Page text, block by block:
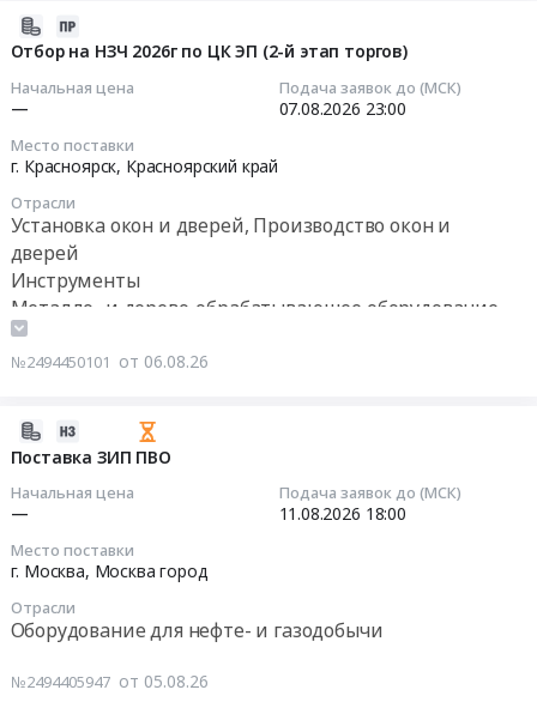
Отбор на НЗЧ 2026г по ЦК ЭП (2-й этап торгов)
Начальная цена
—
Подача заявок до (МСК)
07.08.2026 23:00
Место поставки
г. Красноярск, Красноярский край
Отрасли
Установка окон и дверей, Производство окон и
дверей
Инструменты
Металло- и дерево-обрабатывающее оборудование,
Станки, монтаж и обслуживание
Резинотехнические изделия
№2494450101 от 06.08.26
Поставка ЗИП ПВО
Начальная цена
—
Подача заявок до (МСК)
11.08.2026 18:00
Место поставки
г. Москва, Москва город
Отрасли
Оборудование для нефте- и газодобычи
№2494405947 от 05.08.26